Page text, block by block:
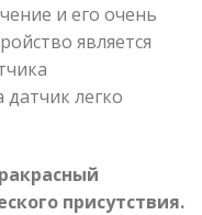
и его очень
является
датчик легко
присутствия.